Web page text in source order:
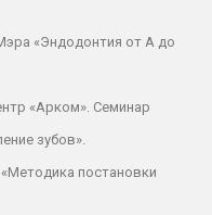
«Эндодонтия от А до
«Арком». Семинар
зубов».
постановки